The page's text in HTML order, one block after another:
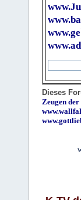
Dieses
Zeugen